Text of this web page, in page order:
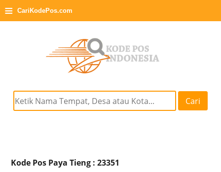
≡ CariKodePos.com
Cari
Kode Pos Paya Tieng : 23351